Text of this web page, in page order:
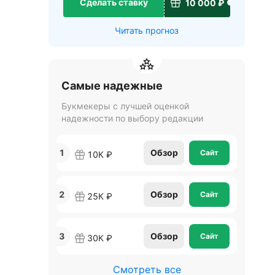
Сделать ставку 10 000 ₽
Читать прогноз
Самые надежные
Букмекеры с лучшей оценкой
надежности по выбору редакции
1 10К ₽ Обзор Сайт
2 25К ₽ Обзор Сайт
3 30К ₽ Обзор Сайт
Смотреть все